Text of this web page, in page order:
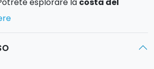
in direzione di
i tratti di costa più suggestivi
più tipici, ed alcune particolarità